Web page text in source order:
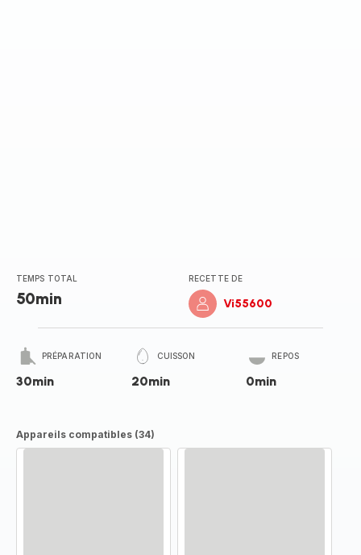
TEMPS TOTAL
50min
RECETTE DE
Vi55600
PRÉPARATION
30min
CUISSON
20min
REPOS
0min
Appareils compatibles (34)